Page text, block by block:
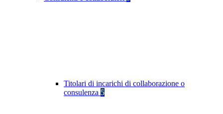
Titolari di incarichi di collaborazione o
consulenza 5